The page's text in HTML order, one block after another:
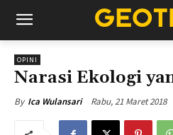
OPINI
Narasi Ekologi
By Ica Wulansari Rabu, 21 Maret 2018